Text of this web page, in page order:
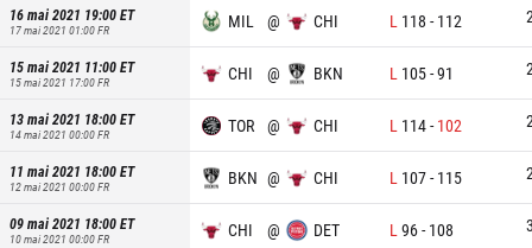
16 mai 2021 19:00ET
17 mai 2021 01:00FR MIL @ CHI L 118 - 112
15 mai 2021 11:00ET
15 mai 2021 17:00FR CHI @ BKN L 105-91
13 mai 2021 18:00ET
14 mai 2021 00:00FR TOR @ CHI L 114- 102
11 mai 2021 18:00ET
12 mai 2021 00:00FR BKN @ CHI L 107- 115
09 mai 2021 18:00ET
10 mai 2021 00:00FR CHI @ DET L 96- 108